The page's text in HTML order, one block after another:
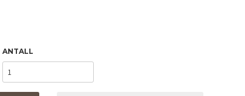
ANTALL